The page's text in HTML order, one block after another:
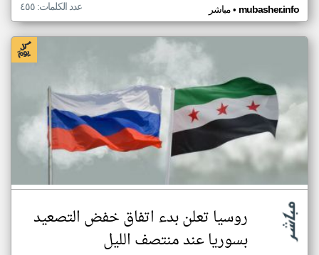
مباشر• mubasher.info عدد الكلمات: ٤٥٥
روسيا تعلن بدء اتفاق خفض التصعيد
بسوريا عند منتصف الليل